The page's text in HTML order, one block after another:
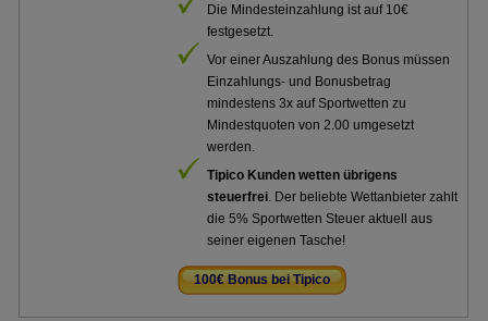
Die Mindesteinzahlung ist auf 10€
festgesetzt.
Vor einer Auszahlung des Bonus müssen
Einzahlungs- und Bonusbetrag
mindestens 3x auf Sportwetten zu
Mindestquoten von 2.00 umgesetzt
werden.
Tipico Kunden wetten übrigens
steuerfrei. Der beliebte Wettanbieter zahlt
die 5% Sportwetten Steuer aktuell aus
seiner eigenen Tasche!
100€ Bonus bei Tipico